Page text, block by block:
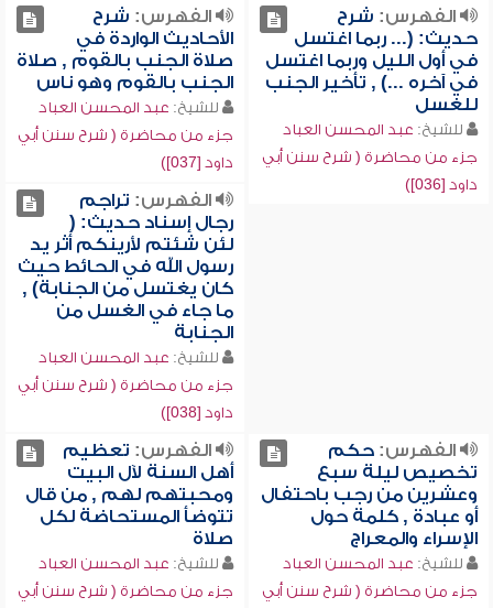
الفهرس: شرح
حديث: (... ربما اغتسل
في أول الليل وربما اغتسل
في آخره ...) , تأخير الجنب
للغسل
للشيخ: عبد المحسن العباد
جزء من محاضرة ( شرح سنن أبي
داود [036])
الفهرس: شرح
الأحاديث الواردة في
صلاة الجنب بالقوم , صلاة
الجنب بالقوم وهو ناس
للشيخ: عبد المحسن العباد
جزء من محاضرة ( شرح سنن أبي
داود [037])
الفهرس: تراجم
رجال إسناد حديث: (
لئن شئتم لأرينكم أثر يد
رسول الله في الحائط حيث
كان يغتسل من الجنابة) ,
ما جاء في الغسل من
الجنابة
للشيخ: عبد المحسن العباد
جزء من محاضرة ( شرح سنن أبي
داود [038])
الفهرس:حكم
تخصيص ليلة سبع
وعشرين من رجب باحتفال
أو عبادة , كلمة حول
الإسراء والمعراج
للشيخ: عبد المحسن العباد
جزء من محاضرة ( شرح سنن أبي
الفهرس: تعظيم
أهل السنة لآل البيت
ومحبتهم لهم , من قال
تتوضأ المستحاضة لكل
صلاة
للشيخ: عبد المحسن العباد
جزء من محاضرة ( شرح سنن أبي